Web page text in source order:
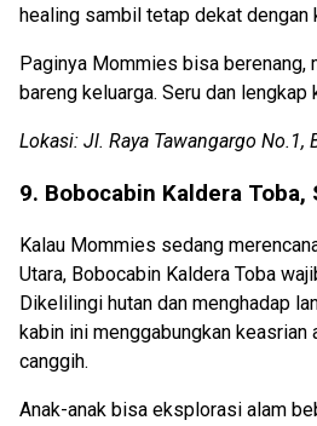
healing sambil tetap dekat dengan
Paginya Mommies bisa berenang,
bareng keluarga. Seru dan lengkap
Lokasi: Jl. Raya Tawangargo No.1,
9. Bobocabin Kaldera Toba,
Kalau Mommies sedang
Utara, Bobocabin Kaldera Toba
Dikelilingi hutan dan menghadap
kabin ini menggabungkan keasrian
canggih.
Anak-anak bisa eksplorasi alam